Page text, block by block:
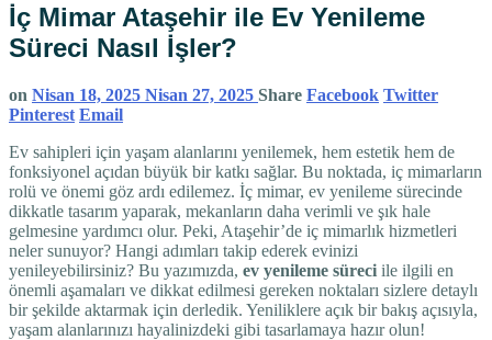
İç Mimar Ataşehir ile Ev Yenileme
Süreci Nasıl İşler?
on Nisan 18, 2025 Nisan 27, 2025 Share Facebook Twitter
Pinterest Email
Ev sahipleri için yaşam alanlarını yenilemek, hem estetik hem de
fonksiyonel açıdan büyük bir katkı sağlar. Bu noktada, iç mimarların
rolü ve önemi göz ardı edilemez. İç mimar, ev yenileme sürecinde
dikkatle tasarım yaparak, mekanların daha verimli ve şık hale
gelmesine yardımcı olur. Peki, Ataşehir’de iç mimarlık hizmetleri
neler sunuyor? Hangi adımları takip ederek evinizi
yenileyebilirsiniz? Bu yazımızda, ev yenileme süreci ile ilgili en
önemli aşamaları ve dikkat edilmesi gereken noktaları sizlere detaylı
bir şekilde aktarmak için derledik. Yeniliklere açık bir bakış açısıyla,
yaşam alanlarınızı hayalinizdeki gibi tasarlamaya hazır olun!